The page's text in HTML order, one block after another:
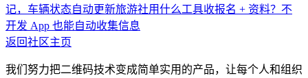
记，车辆状态自动更新旅游社用什么工具收报名 + 资料？不
开发 App 也能自动收集信息
返回社区主页
我们努力把二维码技术变成简单实用的产品，让每个人和组织